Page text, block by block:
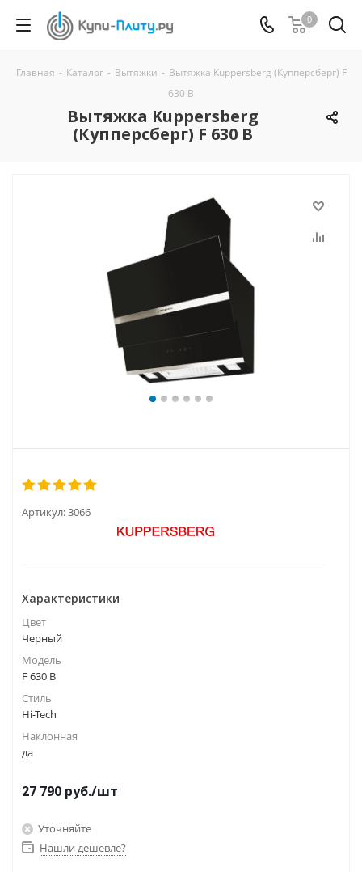
0
Главная - Каталог - Вытяжки - Вытяжка Kuppersberg (Купперсберг) F
630 B
Вытяжка Kuppersberg
(Купперсберг) F 630 B
Артикул:3066
Характеристики
Цвет
Черный
Модель
F 630 B
Стиль
Hi-Tech
Наклонная
да
27 790 руб./шт
Уточняйте
Нашли дешевле?